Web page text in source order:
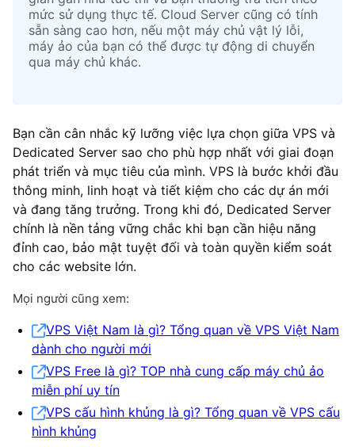
mức sử dụng thực tế. Cloud Server cũng có tính
sẵn sàng cao hơn, nếu một máy chủ vật lý lỗi,
máy ảo của bạn có thể được tự động di chuyển
qua máy chủ khác.
Bạn cần cân nhắc kỹ lưỡng việc lựa chọn giữa VPS và
Dedicated Server sao cho phù hợp nhất với giai đoạn
phát triển và mục tiêu của mình. VPS là bước khởi đầu
thông minh, linh hoạt và tiết kiệm cho các dự án mới
và đang tăng trưởng. Trong khi đó, Dedicated Server
chính là nền tảng vững chắc khi bạn cần hiệu năng
đỉnh cao, bảo mật tuyệt đối và toàn quyền kiểm soát
cho các website lớn.
Mọi người cũng xem:
VPS Việt Nam là gì? Tổng quan về VPS Việt Nam
dành cho người mới
VPS Free là gì? TOP nhà cung cấp máy chủ ảo
miễn phí uy tín
VPS cấu hình khủng là gì? Tổng quan về VPS cấu
hình khủng